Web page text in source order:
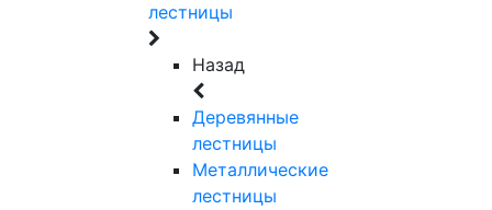
лестницы
Назад
Деревянные
лестницы
Металлические
лестницы